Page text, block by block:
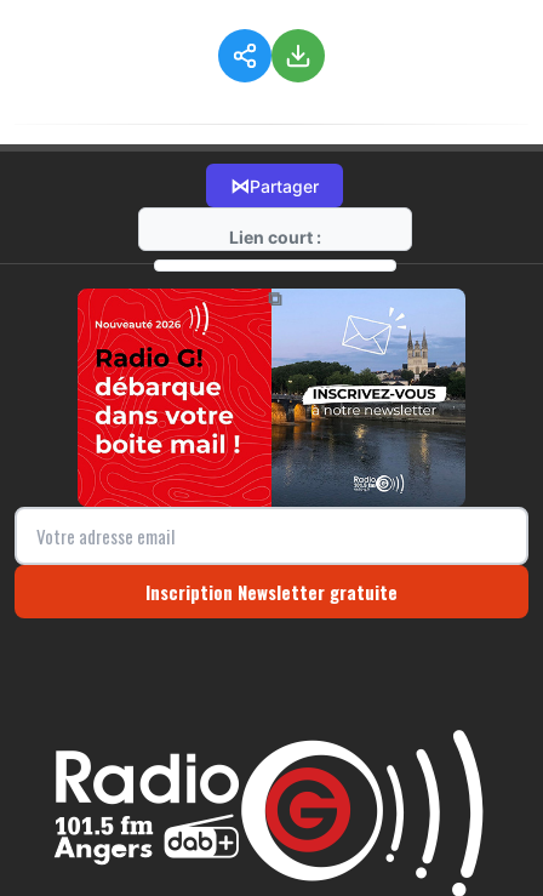
⋈Partager
Lien court :
https://radio-g.fr?19179
⧉
Inscription Newsletter gratuite